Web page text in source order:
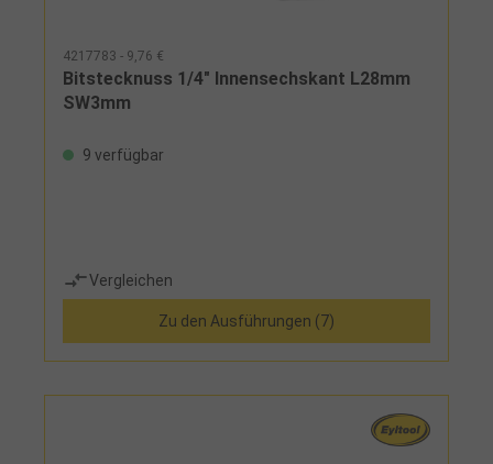
4217783 - 9,76 €
Bitstecknuss 1/4" Innensechskant L28mm
SW3mm
9 verfügbar
Vergleichen
Zu den Ausführungen (7)